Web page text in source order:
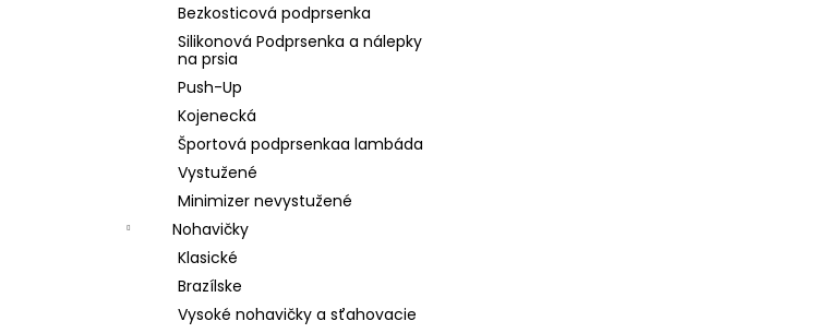
Bezkosticová podprsenka
Silikonová Podprsenka a nálepky
na prsia
Push-Up
Kojenecká
Športová podprsenkaa lambáda
Vystužené
Minimizer nevystužené
Nohavičky
Klasické
Brazílske
Vysoké nohavičky a sťahovacie